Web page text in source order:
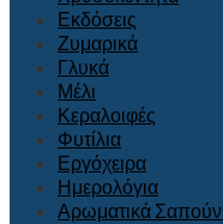
Εκδόσεις
Ζυμαρικά
Γλυκά
Μέλι
Κεραλοιφές
Φυτίλια
Εργόχειρα
Ημερολόγια
Αρωματικά